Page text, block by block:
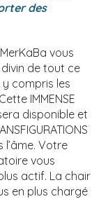
des
vous
de tout ce
compris les
IMMENSE
disponible et
Votre
vous
actif. La chair
en plus chargé